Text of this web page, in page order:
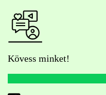
Kövess minket!